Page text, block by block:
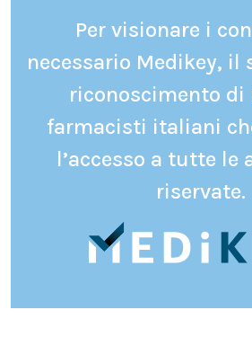
Per visionare i
necessario Medikey, il
riconoscimento di
farmacisti italiani
l’accesso a tutte le
riservate.